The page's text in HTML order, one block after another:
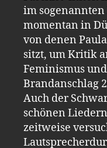
im sogenannten
momentan in
von denen
sitzt, um Kritik
Feminismus
Brandanschlag
Auch der
schönen
zeitweise